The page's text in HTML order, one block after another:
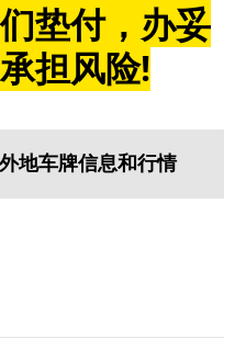
垫付，办妥
担风险!
地车牌信息和行情